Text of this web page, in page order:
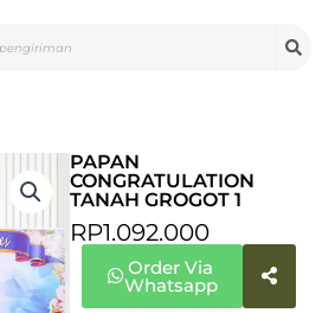
PAPAN
CONGRATULATION
TANAH GROGOT 1
RP1.092.000
Order Via
Whatsapp